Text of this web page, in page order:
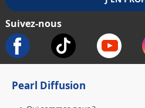
Suivez-nous
Pearl Diffusion